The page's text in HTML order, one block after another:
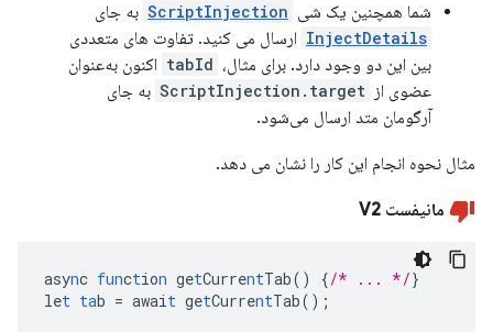
شما همچنین یک شی ScriptInjection به جای
InjectDetails ارسال می کنید. تفاوت های متعددی
بین این دو وجود دارد. برای مثال، tabId اکنون به‌عنوان
عضوی از ScriptInjection.target به جای
آرگومان متد ارسال می‌شود.
مثال نحوه انجام این کار را نشان می دهد.
مانیفست V2
async function getCurrentTab() {/* ... */}
let tab = await getCurrentTab();